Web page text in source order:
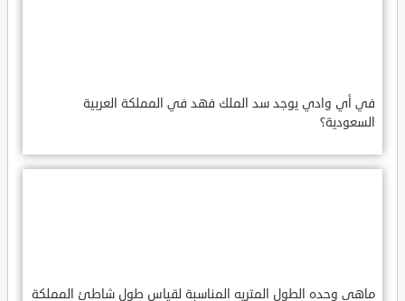
في أي وادي يوجد سد الملك فهد في المملكة العربية
السعودية؟
ماهي وحده الطول المتريه المناسبة لقياس طول شاطئ المملكة